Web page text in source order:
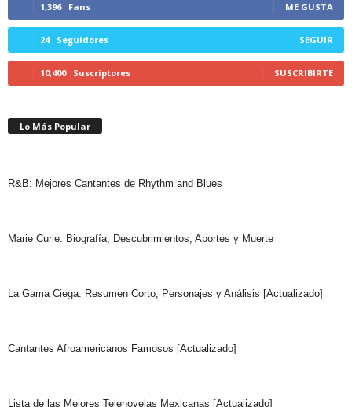
1,396 Fans ME GUSTA
24 Seguidores SEGUIR
10,400 Suscriptores SUSCRIBIRTE
Lo Más Popular
R&B: Mejores Cantantes de Rhythm and Blues
Marie Curie: Biografía, Descubrimientos, Aportes y Muerte
La Gama Ciega: Resumen Corto, Personajes y Análisis [Actualizado]
Cantantes Afroamericanos Famosos [Actualizado]
Lista de las Mejores Telenovelas Mexicanas [Actualizado]